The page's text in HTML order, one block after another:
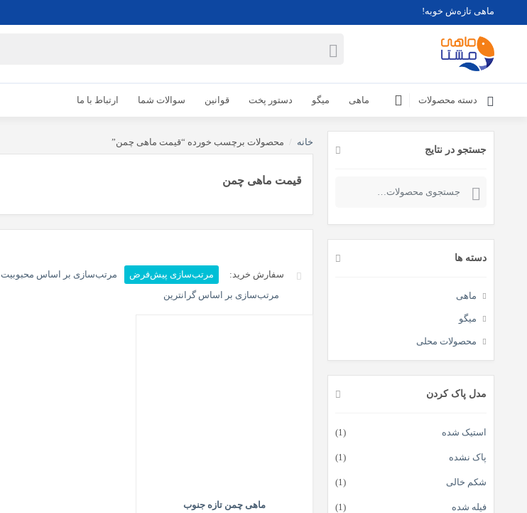
ماهی تازه‌ش خوبه!
دسته محصولات ماهی میگو دستور پخت قوانین سوالات شما ارتباط با ما
جستجو در نتایج
جستجو
دسته ها
ماهی
میگو
محصولات محلی
مدل پاک کردن
استیک شده (1)
پاک نشده (1)
شکم خالی (1)
فیله شده (1)
خانه / محصولات برچسب خورده “قیمت ماهی چمن”
قیمت ماهی چمن
مرتب‌سازی پیش‌فرض مرتب‌سازی بر اساس محبوبیت
مرتب‌سازی بر اساس گرانترین
ماهی چمن تازه جنوب